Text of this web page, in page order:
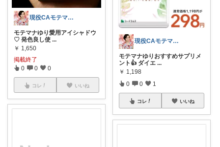
現役CAモテマナゆり
モテマナゆり愛用アイシャドウ
♡ 発色良し使 ...
￥ 1,650
掲載終了
0 0 0
コレ いいね
現役CAモテマナゆり
モテマナゆりおすすめサプリメ
ント👍 ダイエ ...
￥ 1,198
0 0 1
コレ いいね